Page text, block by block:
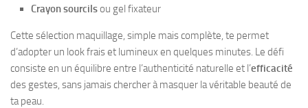
Crayon sourcilsou gel fixateur
Cette sélection maquillage, simple mais complète, te permet
d’adopter un look frais et lumineux en quelques minutes. Le défi
consiste en un équilibre entre l’authenticité naturelle et l’efficacité
des gestes, sans jamais chercher à masquer la véritable beauté de
ta peau.